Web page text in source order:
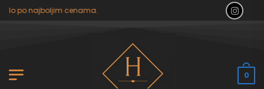
po najboljim cenama.
0